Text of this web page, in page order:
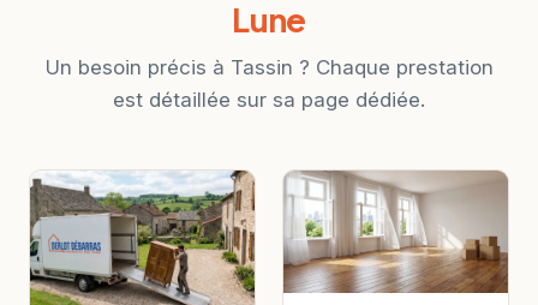
Lune
Un besoin précis à Tassin ? Chaque prestation
est détaillée sur sa page dédiée.